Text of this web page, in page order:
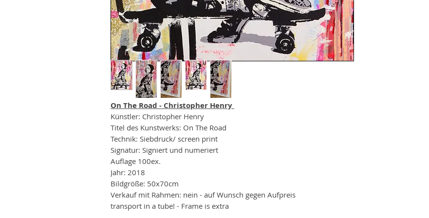
On The Road - Christopher Henry
Künstler: Christopher Henry
Titel des Kunstwerks: On The Road
Technik: Siebdruck/ screen print
Signatur: Signiert und numeriert
Auflage 100ex.
Jahr: 2018
Bildgröße: 50x70cm
Verkauf mit Rahmen: nein - auf Wunsch gegen Aufpreis
transport in a tube! - Frame is extra